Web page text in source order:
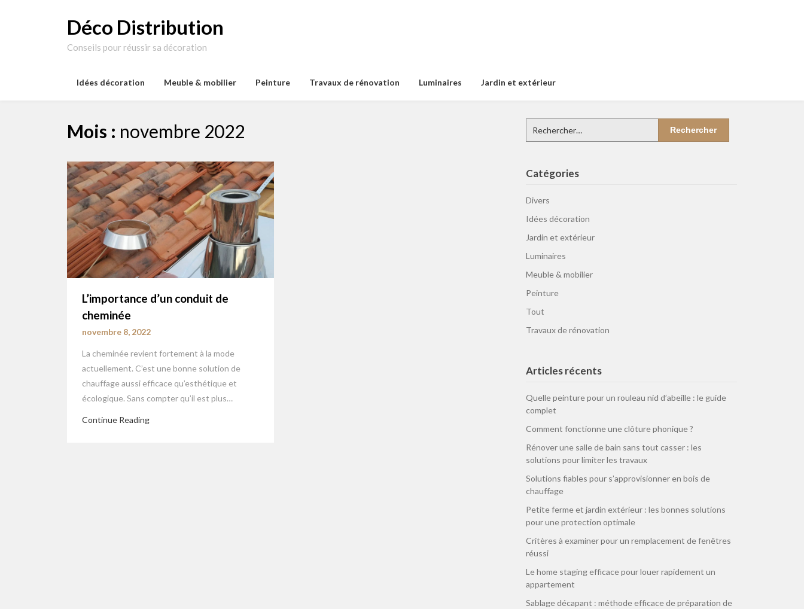
Déco Distribution
Conseils pour réussir sa décoration
Idées décoration Meuble & mobilier Peinture Travaux de rénovation Luminaires Jardin et extérieur
Mois : novembre 2022
L’importance d’un conduit de
cheminée
novembre 8, 2022
La cheminée revient fortement à la mode
actuellement. C’est une bonne solution de
chauffage aussi efficace qu’esthétique et
écologique. Sans compter qu’il est plus…
Continue Reading
Catégories
Divers
Idées décoration
Jardin et extérieur
Luminaires
Meuble & mobilier
Peinture
Tout
Travaux de rénovation
Articles récents
Quelle peinture pour un rouleau nid d’abeille : le guide
complet
Comment fonctionne une clôture phonique ?
Rénover une salle de bain sans tout casser : les
solutions pour limiter les travaux
Solutions fiables pour s’approvisionner en bois de
chauffage
Petite ferme et jardin extérieur : les bonnes solutions
pour une protection optimale
Critères à examiner pour un remplacement de fenêtres
réussi
Le home staging efficace pour louer rapidement un
appartement
Sablage décapant : méthode efficace de préparation de